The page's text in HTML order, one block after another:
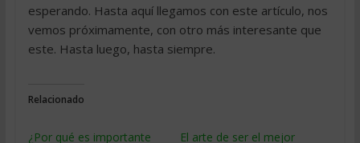
esperando. Hasta aquí llegamos con este artículo, nos
vemos próximamente, con otro más interesante que
este. Hasta luego, hasta siempre.
Relacionado
¿Por qué es importante
El arte de ser el mejor